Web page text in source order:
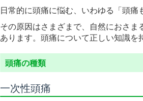
日常的に頭痛に悩む、いわゆる「頭痛
その原因はさまざまで、自然におさ
あります。頭痛について正しい知識を
頭痛の種類
一次性頭痛